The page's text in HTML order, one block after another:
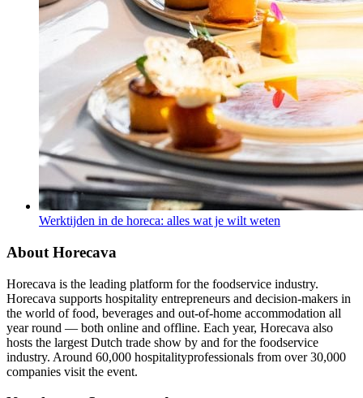
Werktijden in de horeca: alles wat je wilt weten
About Horecava
Horecava is the leading platform for the foodservice industry.
Horecava supports hospitality entrepreneurs and decision-makers in
the world of food, beverages and out-of-home accommodation all
year round — both online and offline. Each year, Horecava also
hosts the largest Dutch trade show by and for the foodservice
industry. Around 60,000 hospitalityprofessionals from over 30,000
companies visit the event.